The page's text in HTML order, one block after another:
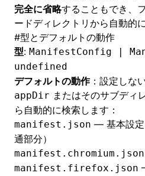
完全に省略することもでき、
ードディレクトリから自動的
#型とデフォルトの動作
型: ManifestConfig |
undefined
デフォルトの動作：設定しな
appDir またはそのサブディ
ら自動的に検索します：
manifest.json — 基本設定
通部分）
manifest.chromium.json
manifest.firefox.json